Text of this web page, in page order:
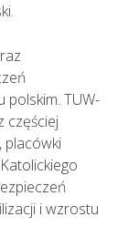
polskim. TUW-
częściej
placówki
i wzrostu